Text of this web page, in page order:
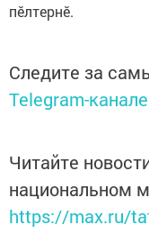
пӗлтернӗ.
Следите за
Telegram-канале
Читайте
национальном
https://max.ru/